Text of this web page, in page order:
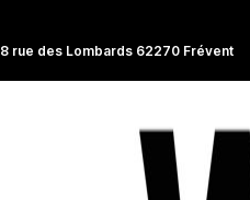
8 rue des Lombards 62270 Frévent